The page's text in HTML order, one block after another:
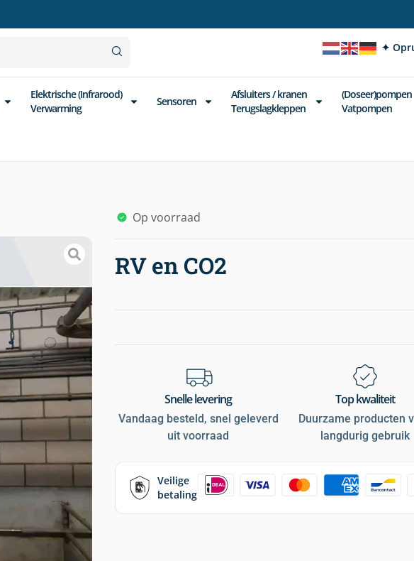
✦
Elektrische (Infrarood)
Verwarming
Sensoren
Afsluiters / kranen
Terugslagkleppen
(Doseer)pompen
Vatpompen
Op voorraad
RV en CO2
Snelle levering
Vandaag besteld, snel geleverd
uit voorraad
Top kwaliteit
Duurzame producten
langdurig gebruik
Veilige
betaling